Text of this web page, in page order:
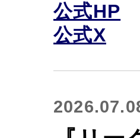
公式HP
公式X